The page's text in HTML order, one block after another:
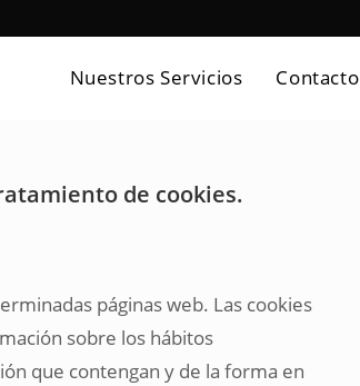
Nuestros Servicios Contacto
de cookies.
páginas web. Las cookies
sobre los hábitos
que contengan y de la forma en